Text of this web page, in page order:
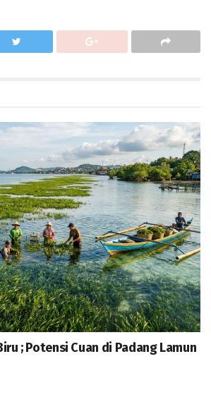
; Potensi Cuan di Padang Lamun